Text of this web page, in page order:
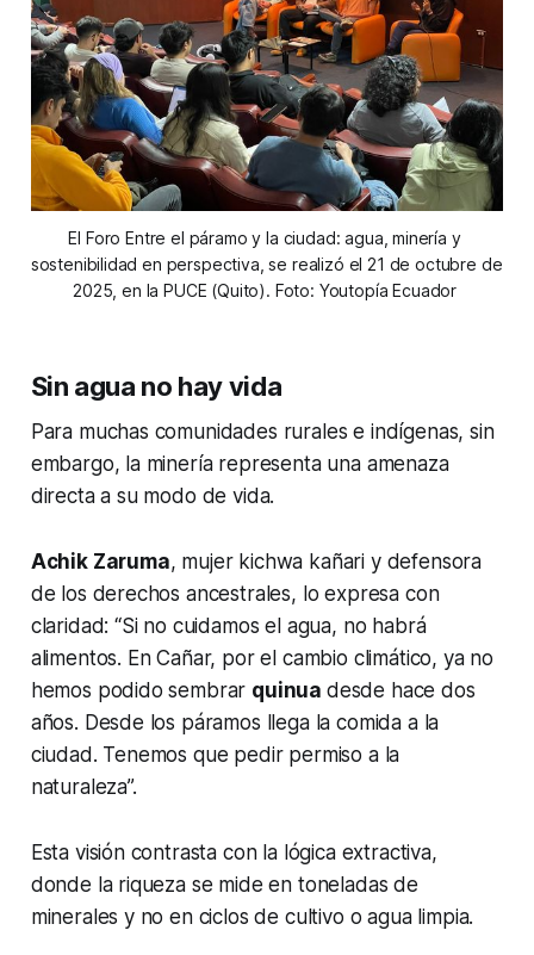
El Foro Entre el páramo y la ciudad: agua, minería y
sostenibilidad en perspectiva, se realizó el 21 de octubre de
2025, en la PUCE (Quito). Foto: Youtopía Ecuador
Sin agua no hay vida
Para muchas comunidades rurales e indígenas, sin
embargo, la minería representa una amenaza
directa a su modo de vida.
Achik Zaruma, mujer kichwa kañari y defensora
de los derechos ancestrales, lo expresa con
claridad: “Si no cuidamos el agua, no habrá
alimentos. En Cañar, por el cambio climático, ya no
hemos podido sembrar quinua desde hace dos
años. Desde los páramos llega la comida a la
ciudad. Tenemos que pedir permiso a la
naturaleza”.
Esta visión contrasta con la lógica extractiva,
donde la riqueza se mide en toneladas de
minerales y no en ciclos de cultivo o agua limpia.